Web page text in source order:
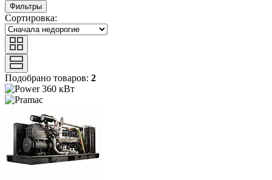
Фильтры
Сортировка:
Подобрано товаров: 2
360 кВт